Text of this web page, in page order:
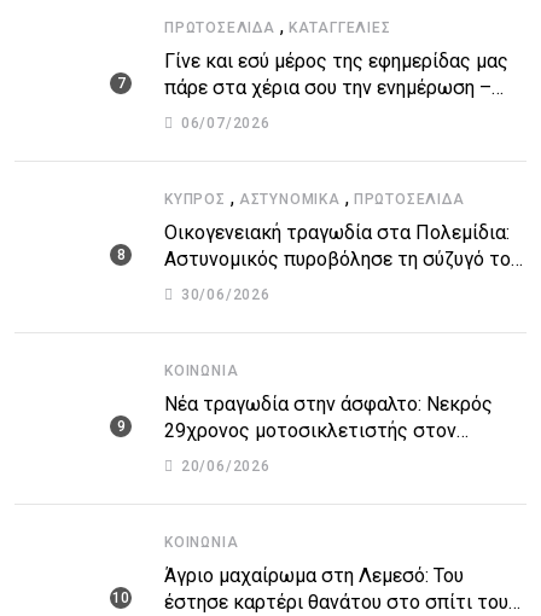
ΠΡΩΤΟΣΈΛΙΔΑ , ΚΑΤΑΓΓΕΛΙΕΣ
Γίνε και εσύ μέρος της εφημερίδας μας
πάρε στα χέρια σου την ενημέρωση –
στείλε το δικό σου άρθρο την δική σου
06/07/2026
ΚΎΠΡΟΣ , ΑΣΤΥΝΟΜΙΚΆ , ΠΡΩΤΟΣΈΛΙΔΑ
Οικογενειακή τραγωδία στα Πολεμίδια:
Αστυνομικός πυροβόλησε τη σύζυγό του
και αυτοκτόνησε
30/06/2026
ΚΟΙΝΩΝΊΑ
Νέα τραγωδία στην άσφαλτο: Νεκρός
29χρονος μοτοσικλετιστής στον
αυτοκινητόδρομο Πάφου – Λεμεσού
20/06/2026
ΚΟΙΝΩΝΊΑ
Άγριο μαχαίρωμα στη Λεμεσό: Του
έστησε καρτέρι θανάτου στο σπίτι του